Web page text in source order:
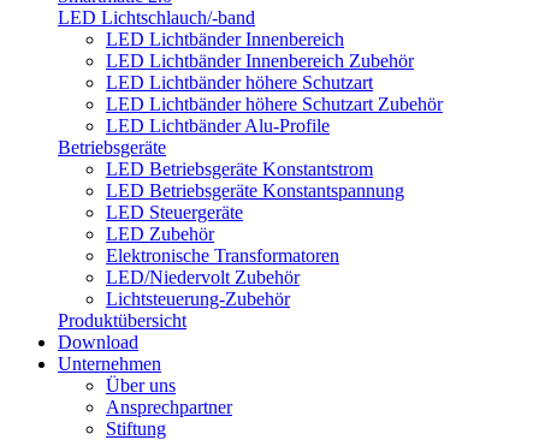
LED Lichtschlauch/-band
LED Lichtbänder Innenbereich
LED Lichtbänder Innenbereich Zubehör
LED Lichtbänder höhere Schutzart
LED Lichtbänder höhere Schutzart Zubehör
LED Lichtbänder Alu-Profile
Betriebsgeräte
LED Betriebsgeräte Konstantstrom
LED Betriebsgeräte Konstantspannung
LED Steuergeräte
LED Zubehör
Elektronische Transformatoren
LED/Niedervolt Zubehör
Lichtsteuerung-Zubehör
Produktübersicht
Download
Unternehmen
Über uns
Ansprechpartner
Stiftung